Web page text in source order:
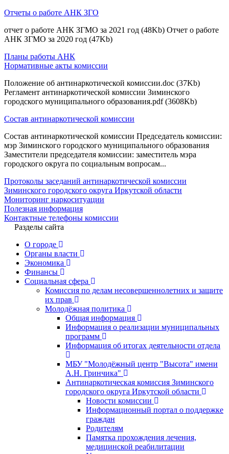
Отчеты о работе АНК ЗГО
отчет о работе АНК ЗГМО за 2021 год (48Kb) Отчет о работе
АНК ЗГМО за 2020 год (47Kb)
Планы работы АНК
Нормативные акты комиссии
Положение об антинаркотической комиссии.doc (37Kb)
Регламент антинаркотической комиссии Зиминского
городского муниципального образования.pdf (3608Kb)
Состав антинаркотической комиссии
Состав антинаркотической комиссии Председатель комиссии:
мэр Зиминского городского муниципального образования
Заместители председателя комиссии: заместитель мэра
городского округа по социальным вопросам...
Протоколы заседаний антинаркотической комиссии
Зиминского городского округа Иркутской области
Мониторинг наркоситуации
Полезная информация
Контактные телефоны комиссии
Разделы сайта
О городе
Органы власти
Экономика
Финансы
Социальная сфера
Комиссия по делам несовершеннолетних и защите
их прав
Молодёжная политика
Общая информация
Информация о реализации муниципальных
программ
Информация об итогах деятельности отдела
МБУ "Молодёжный центр "Высота" имени
А.Н. Гринчика"
Антинаркотическая комиссия Зиминского
городского округа Иркутской области
Новости комиссии
Информационный портал о поддержке
граждан
Родителям
Памятка прохождения лечения,
медицинской реабилитации